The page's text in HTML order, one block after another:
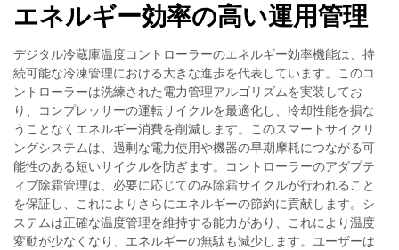
エネルギー効率の高い運用管理
デジタル冷蔵庫温度コントローラーのエネルギー効率機能は、持
続可能な冷凍管理における大きな進歩を代表しています。このコ
ントローラーは洗練された電力管理アルゴリズムを実装してお
り、コンプレッサーの運転サイクルを最適化し、冷却性能を損な
うことなくエネルギー消費を削減します。このスマートサイクリ
ングシステムは、過剰な電力使用や機器の早期摩耗につながる可
能性のある短いサイクルを防ぎます。コントローラーのアダプテ
ィブ除霜管理は、必要に応じてのみ除霜サイクルが行われること
を保証し、これによりさらにエネルギーの節約に貢献します。シ
ステムは正確な温度管理を維持する能力があり、これにより温度
変動が少なくなり、エネルギーの無駄も減少します。ユーザーは